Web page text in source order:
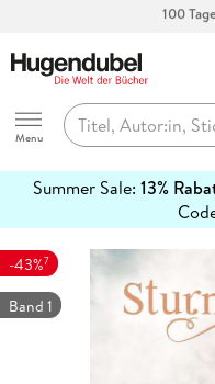
Hugendubel
Menu
Summer Sale: 13%
erfahren
-43%7
Band 1